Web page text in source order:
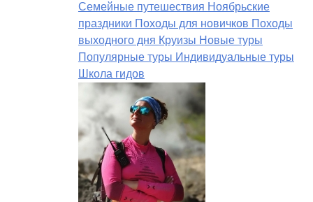
Семейные путешествия Ноябрьские
праздники Походы для новичков Походы
выходного дня Круизы Новые туры
Популярные туры Индивидуальные туры
Школа гидов